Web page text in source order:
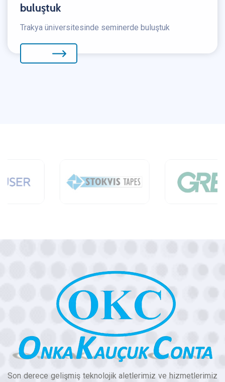
buluştuk
Trakya üniversitesinde seminerde buluştuk
Son derece gelişmiş teknolojik aletlerimiz ve hizmetlerimiz